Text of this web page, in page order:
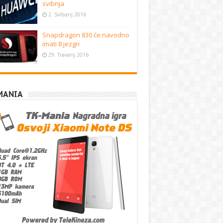
svibnja
2. Svibanj 2016
Snapdragon 830 će navodno
imati 8 jezgri
29. Travanj 2016